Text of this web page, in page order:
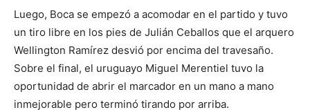
Luego, Boca se empezó a acomodar en el partido y tuvo
un tiro libre en los pies de Julián Ceballos que el arquero
Wellington Ramírez desvió por encima del travesaño.
Sobre el final, el uruguayo Miguel Merentiel tuvo la
oportunidad de abrir el marcador en un mano a mano
inmejorable pero terminó tirando por arriba.